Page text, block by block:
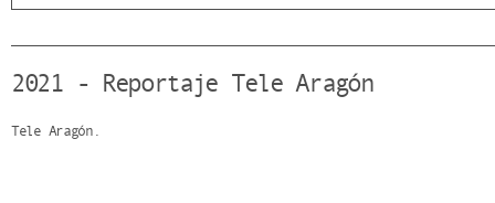
2021 - Reportaje Tele Aragón
Tele Aragón.